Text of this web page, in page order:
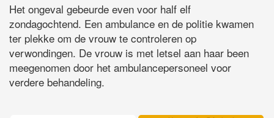
Het ongeval gebeurde even voor half elf
zondagochtend. Een ambulance en de politie kwamen
ter plekke om de vrouw te controleren op
verwondingen. De vrouw is met letsel aan haar been
meegenomen door het ambulancepersoneel voor
verdere behandeling.